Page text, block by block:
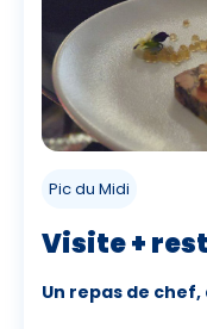
Pic du Midi
Visite +
Un repas de